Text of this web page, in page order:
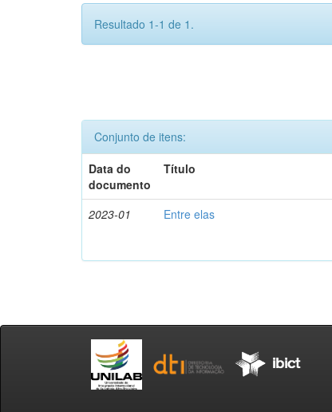
Resultado 1-1 de 1.
Conjunto de itens:
Data do
documento
Título
2023-01 Entre elas